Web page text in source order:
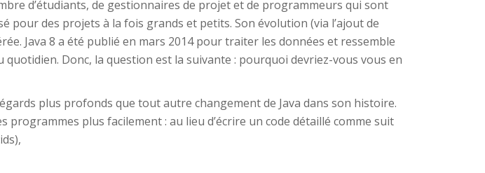
d’étudiants, de gestionnaires de projet et de programmeurs qui sont
pour des projets à la fois grands et petits. Son évolution (via l’ajout de
Java 8 a été publié en mars 2014 pour traiter les données et ressemble
Donc, la question est la suivante : pourquoi devriez-vous vous en
plus profonds que tout autre changement de Java dans son histoire.
plus facilement : au lieu d’écrire un code détaillé comme suit